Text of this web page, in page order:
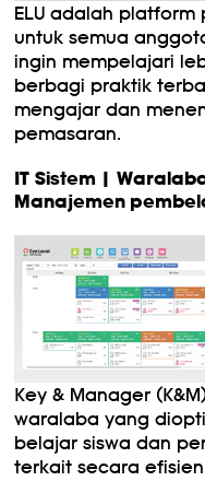
ELU adalah
untuk semua
ingin mempelajari
berbagi praktik
mengajar dan
pemasaran.
IT Sistem |
Manajemen
Key & Manager
waralaba yang
belajar siswa dan
terkait secara